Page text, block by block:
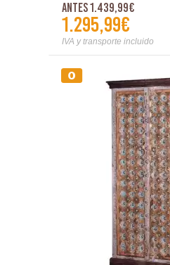
Antes 1.439,99€
1.295,99€
IVA y transporte incluido